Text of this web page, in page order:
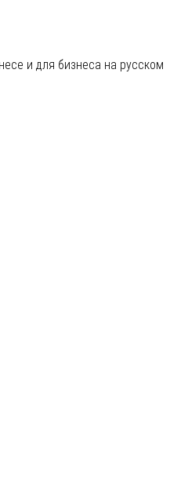
и для бизнеса на русском